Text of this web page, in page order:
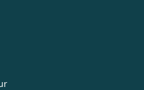
Publikationen